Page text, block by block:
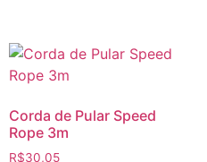
Corda de Pular Speed
Rope 3m
R$30,05